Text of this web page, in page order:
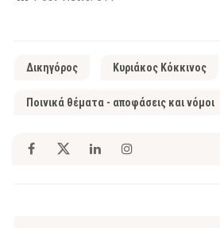
Δικηγόρος Κυριάκος Κόκκινος
Ποινικά θέματα - αποφάσεις και νόμοι